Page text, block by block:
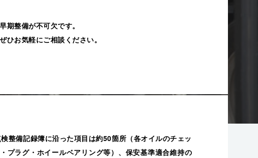
整備が不可欠です。
お気軽にご相談ください。
整備記録簿に沿った項目は約50箇所（各オイルのチェッ
プラグ・ホイールベアリング等）、保安基準適合維持の